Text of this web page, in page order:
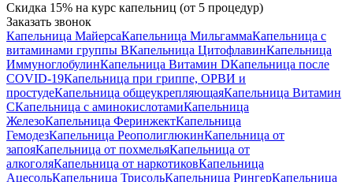
Скидка 15% на курс капельниц (от 5 процедур)
Заказать звонок
Капельница МайерсаКапельница МильгаммаКапельница с
витаминами группы BКапельница ЦитофлавинКапельница
ИммуноглобулинКапельница Витамин DКапельница после
COVID-19Капельница при гриппе, ОРВИ и
простудеКапельница общеукрепляющаяКапельница Витамин
CКапельница с аминокислотамиКапельница
ЖелезоКапельница ФеринжектКапельница
ГемодезКапельница РеополиглюкинКапельница от
запояКапельница от похмельяКапельница от
алкоголяКапельница от наркотиковКапельница
АцесольКапельница ТрисольКапельница РингерКапельница